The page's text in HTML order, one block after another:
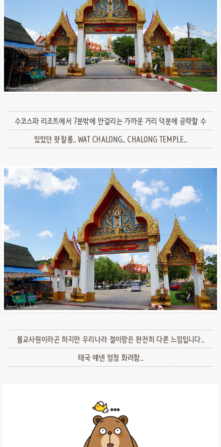
수코스파 리조트에서 7분밖에 안걸리는 가까운 거리 덕분에 공략할 수
있었던 왓찰롱.. WAT CHALONG.. CHALONG TEMPLE..
불교사원이라곤 하지만 우리나라 절이랑은 완전히 다른 느낌입니다..
태국 얘넨 엄청 화려함..